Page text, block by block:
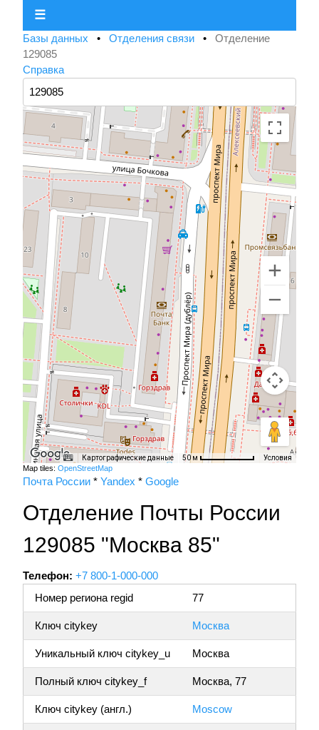
☰
Базы данных • Отделения связи • Отделение
129085
Справка
Картографические данные 50 м Условия
Map tiles: OpenStreetMap
Почта России * Yandex * Google
Отделение Почты России
129085 "Москва 85"
Телефон: +7 800-1-000-000
Номер региона regid
77
Ключ citykey Москва
Уникальный ключ citykey_u Москва
Полный ключ citykey_f Москва, 77
Ключ citykey (англ.) Moscow